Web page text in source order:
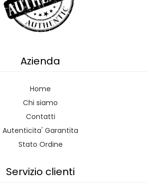
Azienda
Home
Chi siamo
Contatti
Autenticita' Garantita
Stato Ordine
Servizio clienti